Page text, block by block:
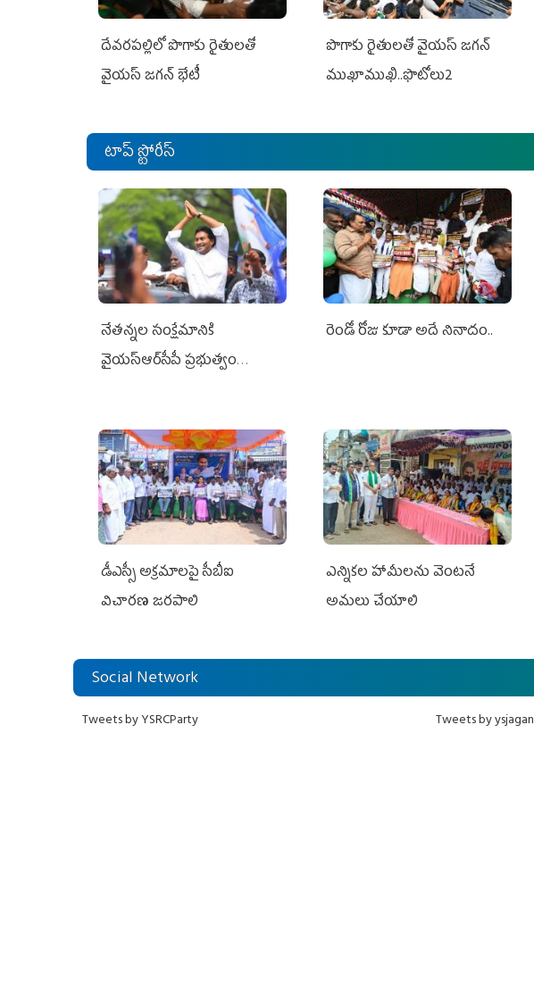
దేవరపల్లిలో పొగాకు రైతులతో
వైయస్ జగన్ భేటీ
పొగాకు రైతుల‌తో వైయ‌స్ జ‌గ‌న్
ముఖాముఖి..ఫొటోలు2
టాప్ స్టోరీస్
నేతన్నల సంక్షేమానికి
వైయ‌స్ఆర్‌సీపీ ప్రభుత్వం
రెండో రోజు కూడా అదే నినాదం..
డీఎస్సీ అక్రమాలపై సీబీఐ
విచారణ జరపాలి
ఎన్నికల హామీలను వెంటనే
అమలు చేయాలి
Social Network
Tweets by YSRCParty Tweets by ysjagan